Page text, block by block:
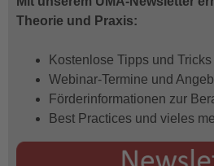
Theorie und Praxis:
Kostenlose Tipps und Tricks
Webinar-Termine und
Förderinformationen zur
Best Practices und vieles